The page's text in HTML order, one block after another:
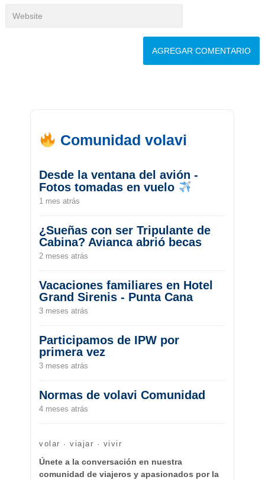
Comunidad volavi
Desde la ventana del avión -
Fotos tomadas en vuelo
1 mes atrás
¿Sueñas con ser Tripulante de
Cabina? Avianca abrió becas
2 meses atrás
Vacaciones familiares en Hotel
Grand Sirenis - Punta Cana
3 meses atrás
Participamos de IPW por
primera vez
3 meses atrás
Normas de volavi Comunidad
4 meses atrás
volar · viajar · vivir
Únete a la conversación en nuestra
comunidad de viajeros y apasionados por la